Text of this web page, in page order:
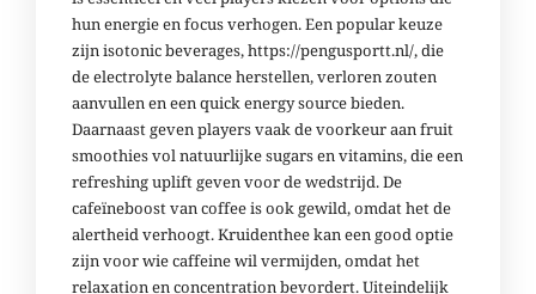
hun energie en focus verhogen. Een popular keuze
zijn isotonic beverages,https://pengusportt.nl/, die
de electrolyte balance herstellen, verloren zouten
aanvullen en een quick energy source bieden.
Daarnaast geven players vaak de voorkeur aan fruit
smoothies vol natuurlijke sugars en vitamins, die een
refreshing uplift geven voor de wedstrijd. De
cafeïneboost van coffee is ook gewild, omdat het de
alertheid verhoogt. Kruidenthee kan een good optie
zijn voor wie caffeine wil vermijden, omdat het
relaxation en concentration bevordert. Uiteindelijk